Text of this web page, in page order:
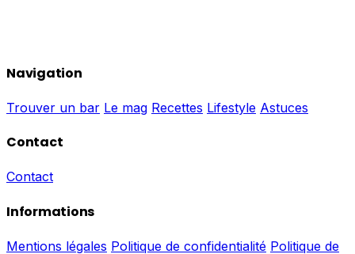
Navigation
Trouver un bar Le mag Recettes Lifestyle Astuces
Contact
Contact
Informations
Mentions légales Politique de confidentialité Politique de